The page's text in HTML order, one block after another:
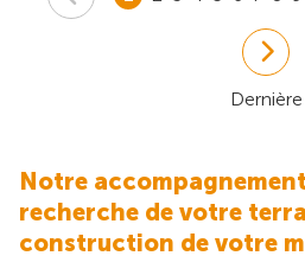
Dernière
Notre
recherche de votre
construction de votre